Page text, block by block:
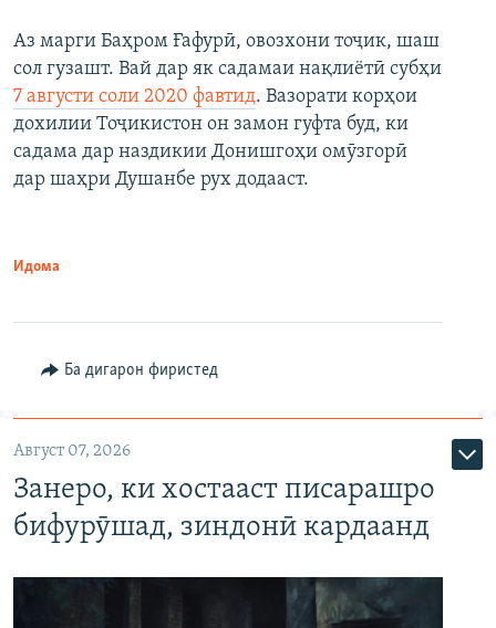
Аз марги Баҳром Ғафурӣ, овозхони тоҷик, шаш
сол гузашт. Вай дар як садамаи нақлиётӣ субҳи
7 августи соли 2020 фавтид. Вазорати корҳои
дохилии Тоҷикистон он замон гуфта буд, ки
садама дар наздикии Донишгоҳи омӯзгорӣ
дар шаҳри Душанбе рух додааст.
Идома
Ба дигарон фиристед
Август 07, 2026
Занеро, ки хостааст писарашро
бифурӯшад, зиндонӣ кардаанд